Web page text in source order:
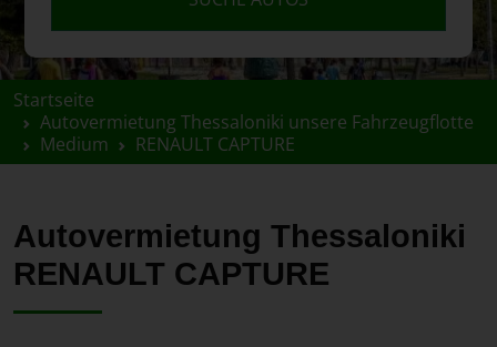
Startseite
Autovermietung Thessaloniki unsere Fahrzeugflotte
Medium
RENAULT CAPTURE
Autovermietung Thessaloniki
RENAULT CAPTURE